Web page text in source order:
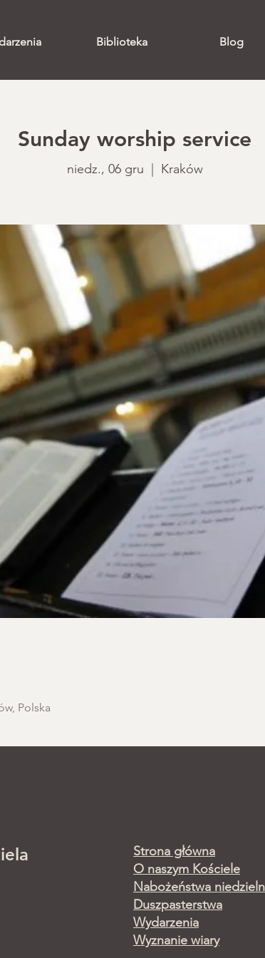
Biblioteka Blog
Sunday worship service
niedz., 06 gru Kraków
Polska
Strona główna
O naszym Kościele
Nabożeństwa
Duszpasterstwa
Wydarzenia
Wyznanie wiary